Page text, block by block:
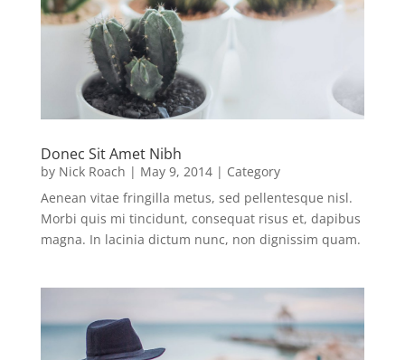
Donec Sit Amet Nibh
by Nick Roach | May 9, 2014| Category
Aenean vitae fringilla metus, sed pellentesque nisl.
Morbi quis mi tincidunt, consequat risus et, dapibus
magna. In lacinia dictum nunc, non dignissim quam.